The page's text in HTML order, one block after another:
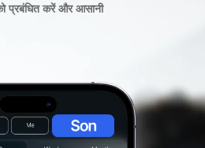
प्रबंधित करें और आसानी